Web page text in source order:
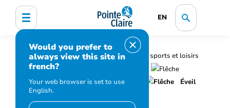
EN
Would you prefer to
always view this site in
french?
Your web browser is set to use
English.
Accueil
Bibliothèque, culture, sports et loisirs
Programmation et inscription
Calendrier des événements et activités
Éveil
musical